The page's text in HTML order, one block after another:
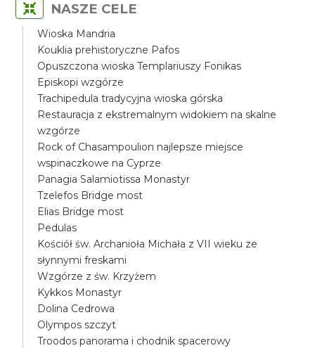
NASZE CELE
Wioska Mandria
Kouklia prehistoryczne Pafos
Opuszczona wioska Templariuszy Fonikas
Episkopi wzgórze
Trachipedula tradycyjna wioska górska
Restauracja z ekstremalnym widokiem na skalne
wzgórze
Rock of Chasampoulion najlepsze miejsce
wspinaczkowe na Cyprze
Panagia Salamiotissa Monastyr
Tzelefos Bridge most
Elias Bridge most
Pedulas
Kościół św. Archanioła Michała z VII wieku ze
słynnymi freskami
Wzgórze z św. Krzyżem
Kykkos Monastyr
Dolina Cedrowa
Olympos szczyt
Troodos panorama i chodnik spacerowy